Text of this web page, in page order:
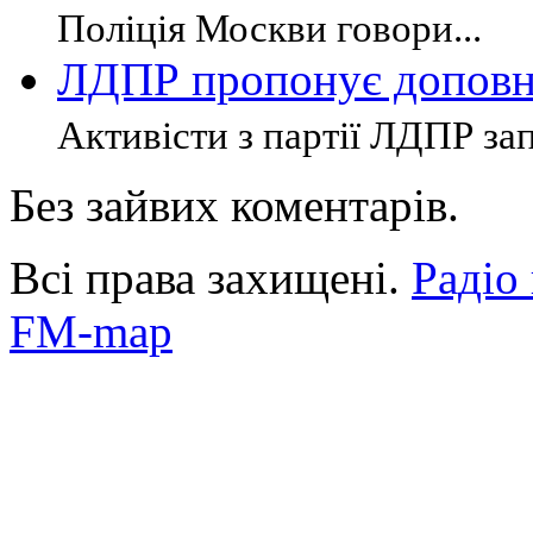
Поліція Москви говори...
ЛДПР пропонує
Активісти з партії ЛДПР
Без зайвих коментарів.
Всі права захищені.
FM-map